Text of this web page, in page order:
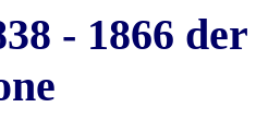
- 1866